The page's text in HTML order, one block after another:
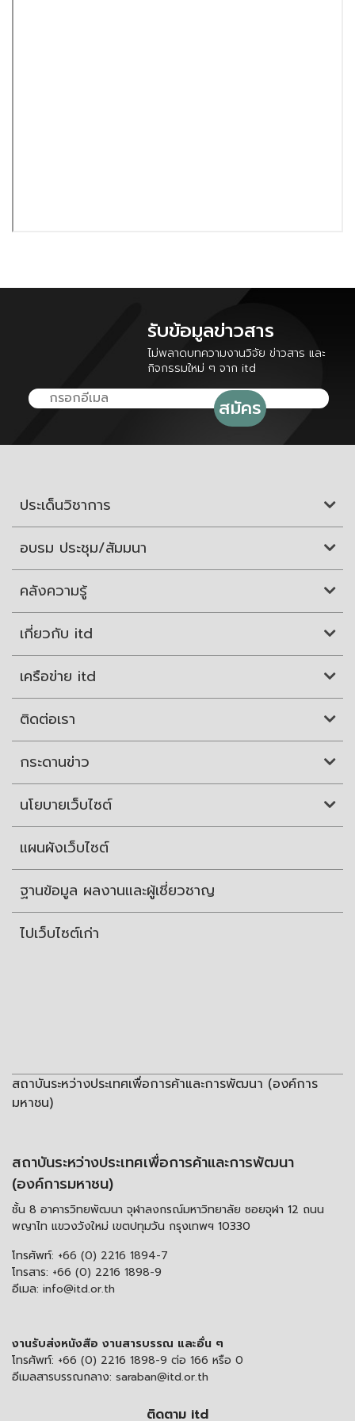
รับข้อมูลข่าวสาร
ไม่พลาดบทความงานวิจัย ข่าวสาร และ
กิจกรรมใหม่ ๆ จาก itd
ประเด็นวิชาการ
อบรม ประชุม/สัมมนา
คลังความรู้
เกี่ยวกับ itd
เครือข่าย itd
ติดต่อเรา
กระดานข่าว
นโยบายเว็บไซต์
แผนผังเว็บไซต์
ฐานข้อมูล ผลงานและผู้เชี่ยวชาญ
ไปเว็บไซต์เก่า
สถาบันระหว่างประเทศเพื่อการค้าและการพัฒนา (องค์การ
มหาชน)
สถาบันระหว่างประเทศเพื่อการค้าและการพัฒนา
(องค์การมหาชน)
ชั้น 8 อาคารวิทยพัฒนา จุฬาลงกรณ์มหาวิทยาลัย ซอยจุฬา 12 ถนน
พญาไท แขวงวังใหม่ เขตปทุมวัน กรุงเทพฯ 10330
โทรศัพท์: +66 (0) 2216 1894-7
โทรสาร: +66 (0) 2216 1898-9
อีเมล: info@itd.or.th
งานรับส่งหนังสือ งานสารบรรณ และอื่น ๆ
โทรศัพท์: +66 (0) 2216 1898-9 ต่อ 166 หรือ 0
อีเมลสารบรรณกลาง: saraban@itd.or.th
ติดตาม itd